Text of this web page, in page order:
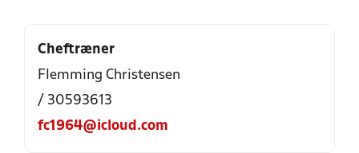
Cheftræner
Flemming Christensen
/ 30593613
fc1964@icloud.com